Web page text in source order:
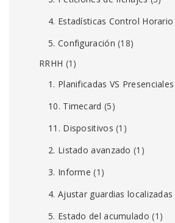
4. Estadísticas Control Horario
5. Configuración (18)
RRHH (1)
1. Planificadas VS Presenciales
10. Timecard (5)
11. Dispositivos (1)
2. Listado avanzado (1)
3. Informe (1)
4. Ajustar guardias localizadas
5. Estado del acumulado (1)